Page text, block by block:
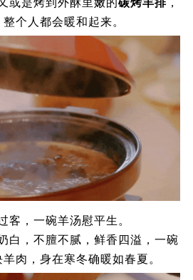
或是烤到外酥里嫩的碳烤羊排 ，
个人都会暖和起来。
客，一碗羊汤慰平生。
白，不膻不腻，鲜香四溢，一碗
肉，身在寒冬确暖如春夏。